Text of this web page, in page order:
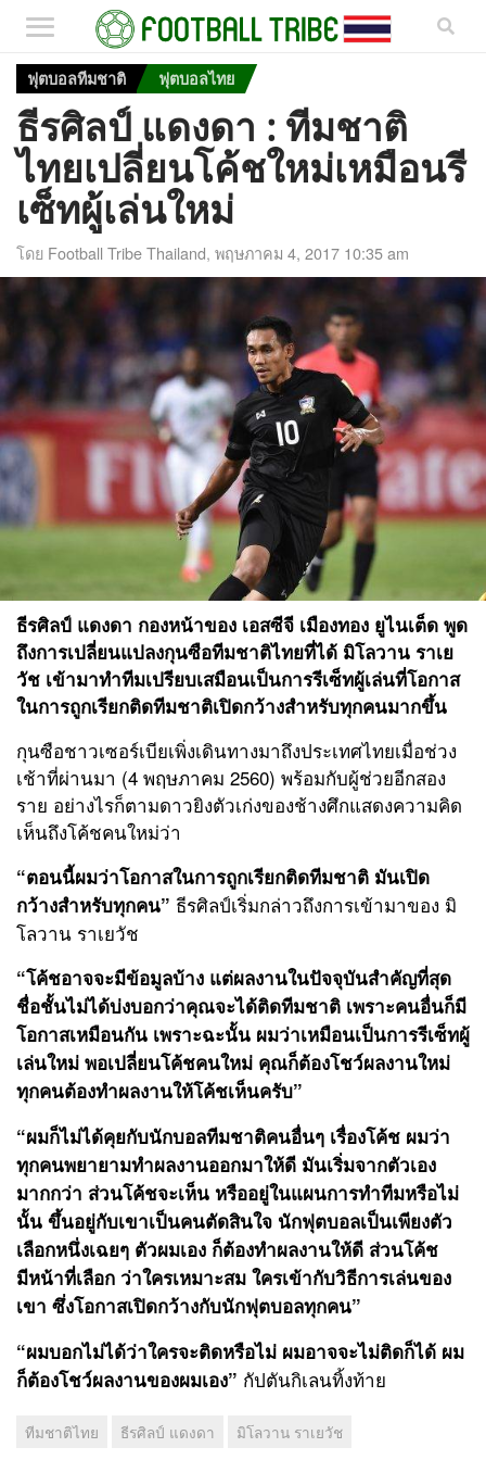
ฟุตบอลทีมชาติ ฟุตบอลไทย
ธีรศิลป์ แดงดา : ทีมชาติ
ไทยเปลี่ยนโค้ชใหม่เหมือนรี
เซ็ทผู้เล่นใหม่
โดย Football Tribe Thailand, พฤษภาคม 4, 2017 10:35 am
ธีรศิลป์ แดงดา กองหน้าของ เอสซีจี เมืองทอง ยูไนเต็ด พูด
ถึงการเปลี่ยนแปลงกุนซือทีมชาติไทยที่ได้ มิโลวาน ราเย
วัช เข้ามาทำทีมเปรียบเสมือนเป็นการรีเซ็ทผู้เล่นที่โอกาส
ในการถูกเรียกติดทีมชาติเปิดกว้างสำหรับทุกคนมากขึ้น
กุนซือชาวเซอร์เบียเพิ่งเดินทางมาถึงประเทศไทยเมื่อช่วง
เช้าที่ผ่านมา (4 พฤษภาคม 2560) พร้อมกับผู้ช่วยอีกสอง
ราย อย่างไรก็ตามดาวยิงตัวเก่งของช้างศึกแสดงความคิด
เห็นถึงโค้ชคนใหม่ว่า
“ตอนนี้ผมว่าโอกาสในการถูกเรียกติดทีมชาติ มันเปิด
กว้างสำหรับทุกคน” ธีรศิลป์เริ่มกล่าวถึงการเข้ามาของ มิ
โลวาน ราเยวัช
“โค้ชอาจจะมีข้อมูลบ้าง แต่ผลงานในปัจจุบันสำคัญที่สุด
ชื่อชั้นไม่ได้บ่งบอกว่าคุณจะได้ติดทีมชาติ เพราะคนอื่นก็มี
โอกาสเหมือนกัน เพราะฉะนั้น ผมว่าเหมือนเป็นการรีเซ็ทผู้
เล่นใหม่ พอเปลี่ยนโค้ชคนใหม่ คุณก็ต้องโชว์ผลงานใหม่
ทุกคนต้องทำผลงานให้โค้ชเห็นครับ”
“ผมก็ไม่ได้คุยกับนักบอลทีมชาติคนอื่นๆ เรื่องโค้ช ผมว่า
ทุกคนพยายามทำผลงานออกมาให้ดี มันเริ่มจากตัวเอง
มากกว่า ส่วนโค้ชจะเห็น หรืออยู่ในแผนการทำทีมหรือไม่
นั้น ขึ้นอยู่กับเขาเป็นคนตัดสินใจ นักฟุตบอลเป็นเพียงตัว
เลือกหนึ่งเฉยๆ ตัวผมเอง ก็ต้องทำผลงานให้ดี ส่วนโค้ช
มีหน้าที่เลือก ว่าใครเหมาะสม ใครเข้ากับวิธีการเล่นของ
เขา ซึ่งโอกาสเปิดกว้างกับนักฟุตบอลทุกคน”
“ผมบอกไม่ได้ว่าใครจะติดหรือไม่ ผมอาจจะไม่ติดก็ได้ ผม
ก็ต้องโชว์ผลงานของผมเอง” กัปตันกิเลนทิ้งท้าย
ทีมชาติไทย ธีรศิลป์ แดงดา มิโลวาน ราเยวัช